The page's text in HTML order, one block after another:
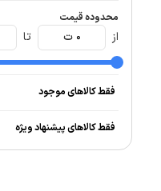
محدوده قیمت
از 0 ت تا
فقط کالاهای موجود
فقط کالاهای پیشنهاد ویژه